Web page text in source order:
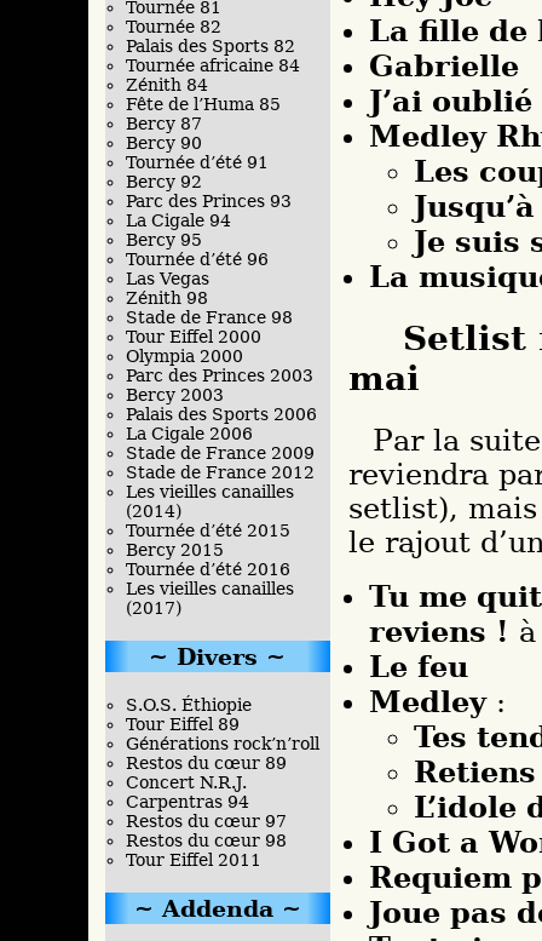
La fille de
Gabrielle
J’ai
Medley
Les
Je suis
La
Setlist
mai
Par la
reviendra
setlist),
le rajout
Tu me
reviens !
Le feu
Medley:
Tes
L’idole
I Got a
Requiem
Joue pas
Tournée 81
Tournée 82
Palais des Sports 82
Tournée africaine 84
Zénith 84
Fête de l’Huma 85
Bercy 87
Bercy 90
Tournée d’été 91
Bercy 92
Parc des Princes 93
La Cigale 94
Bercy 95
Tournée d’été 96
Las Vegas
Zénith 98
Stade de France 98
Tour Eiffel 2000
Olympia 2000
Parc des Princes 2003
Bercy 2003
Palais des Sports 2006
La Cigale 2006
Stade de France 2009
Stade de France 2012
Les vieilles canailles
(2014)
Tournée d’été 2015
Bercy 2015
Tournée d’été 2016
Les vieilles canailles
(2017)
Divers
S.O.S. Éthiopie
Tour Eiffel 89
Générations rock’n’roll
Restos du cœur 89
Concert N.R.J.
Carpentras 94
Restos du cœur 97
Restos du cœur 98
Tour Eiffel 2011
Addenda